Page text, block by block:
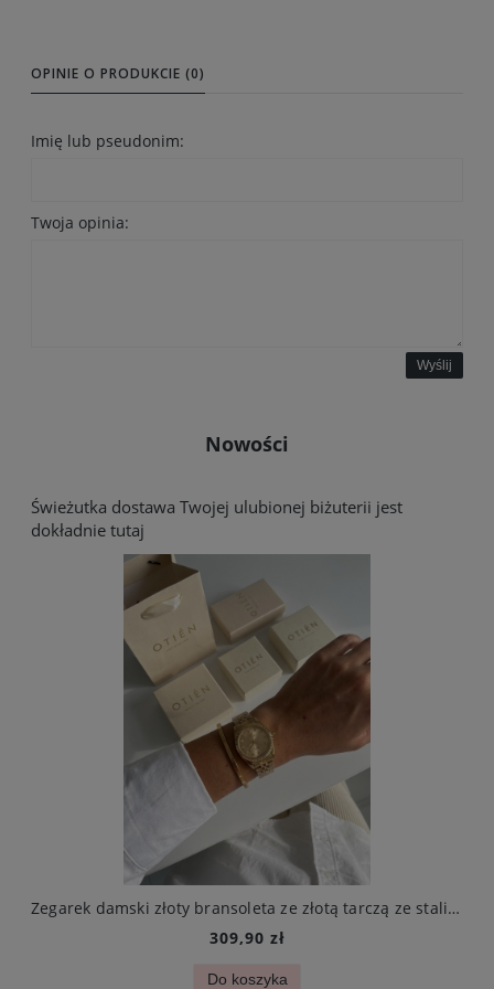
OPINIE O PRODUKCIE (0)
Imię lub pseudonim:
Twoja opinia:
Wyślij
Nowości
Świeżutka dostawa Twojej ulubionej biżuterii jest
dokładnie tutaj
Bransoletka złota delikatna koniczynka mini biała i cyrkonie stal chirurgiczna
119,90 zł
Do koszyka